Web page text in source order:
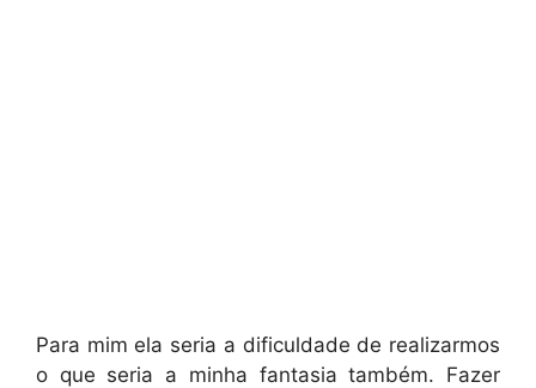
Para mim ela seria a dificuldade de realizarmos
o que seria a minha fantasia também. Fazer